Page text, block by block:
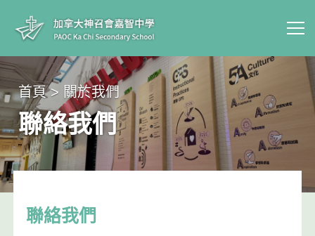
首頁 > 關於我們
聯絡我們
聯絡我們